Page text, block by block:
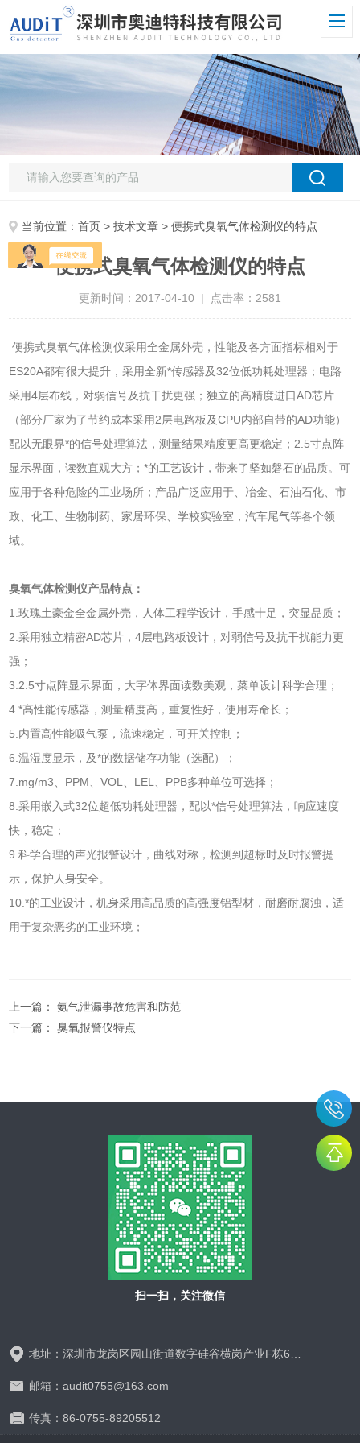
当前位置：首页 >技术文章 > 便携式臭氧气体检测仪的特点
便携式臭氧气体检测仪的特点
更新时间：2017-04-10 | 点击率：2581
便携式臭氧气体检测仪采用全金属外壳，性能及各方面指标相对于
ES20A都有很大提升，采用全新*传感器及32位低功耗处理器；电路
采用4层布线，对弱信号及抗干扰更强；独立的高精度进口AD芯片
（部分厂家为了节约成本采用2层电路板及CPU内部自带的AD功能）
配以无眼界*的信号处理算法，测量结果精度更高更稳定；2.5寸点阵
显示界面，读数直观大方；*的工艺设计，带来了坚如磐石的品质。可
应用于各种危险的工业场所；产品广泛应用于、冶金、石油石化、市
政、化工、生物制药、家居环保、学校实验室，汽车尾气等各个领
域。
臭氧气体检测仪产品特点：
1.玫瑰土豪金全金属外壳，人体工程学设计，手感十足，突显品质；
2.采用独立精密AD芯片，4层电路板设计，对弱信号及抗干扰能力更
强；
3.2.5寸点阵显示界面，大字体界面读数美观，菜单设计科学合理；
4.*高性能传感器，测量精度高，重复性好，使用寿命长；
5.内置高性能吸气泵，流速稳定，可开关控制；
6.温湿度显示，及*的数据储存功能（选配）；
7.mg/m3、PPM、VOL、LEL、PPB多种单位可选择；
8.采用嵌入式32位超低功耗处理器，配以*信号处理算法，响应速度
快，稳定；
9.科学合理的声光报警设计，曲线对称，检测到超标时及时报警提
示，保护人身安全。
10.*的工业设计，机身采用高品质的高强度铝型材，耐磨耐腐浊，适
用于复杂恶劣的工业环境；
上一篇：氨气泄漏事故危害和防范
下一篇：臭氧报警仪特点
扫一扫，关注微信
地址：深圳市龙岗区园山街道数字硅谷横岗产业F栋628-629
邮箱：audit0755@163.com
传真：86-0755-89205512